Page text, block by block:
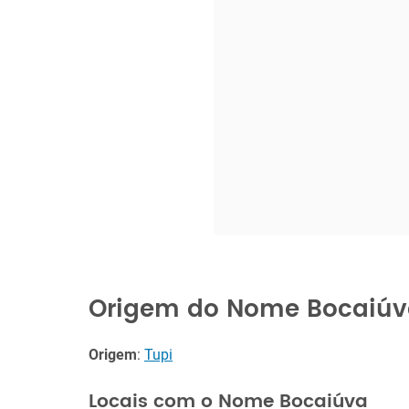
Origem do Nome
Origem: Tupi
Locais com o Nome Bocaiúva